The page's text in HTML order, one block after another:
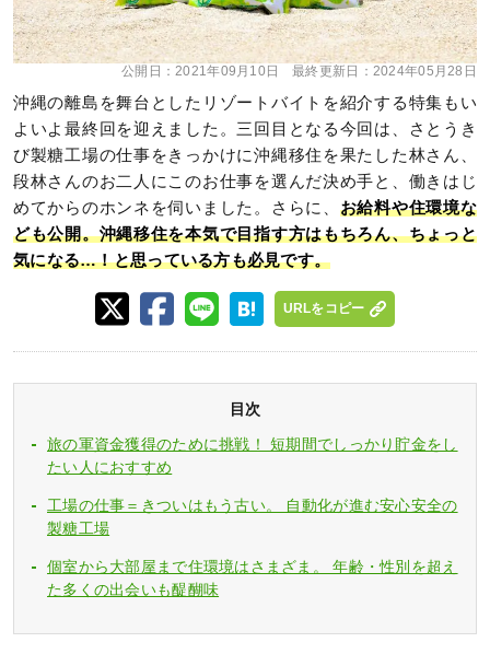
公開日：2021年09月10日 最終更新日： 2024年05月28日
沖縄の離島を舞台としたリゾートバイトを紹介する特集もい
よいよ最終回を迎えました。三回目となる今回は、さとうき
び製糖工場の仕事をきっかけに沖縄移住を果たした林さん、
段林さんのお二人にこのお仕事を選んだ決め手と、働きはじ
めてからのホンネを伺いました。さらに、 お給料や住環境な
ども公開。沖縄移住を本気で目指す方はもちろん、ちょっと
気になる…！と思っている方も必見です。
URLをコピー
目次
旅の軍資金獲得のために挑戦！ 短期間でしっかり貯金をし
たい人におすすめ
工場の仕事＝きついはもう古い。 自動化が進む安心安全の
製糖工場
個室から大部屋まで住環境はさまざま。 年齢・性別を超え
た多くの出会いも醍醐味